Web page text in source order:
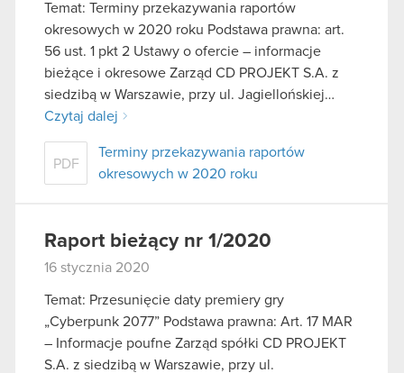
Temat: Terminy przekazywania raportów
okresowych w 2020 roku Podstawa prawna: art.
56 ust. 1 pkt 2 Ustawy o ofercie – informacje
bieżące i okresowe Zarząd CD PROJEKT S.A. z
siedzibą w Warszawie, przy ul. Jagiellońskiej…
Czytaj dalej
PDF
Terminy przekazywania raportów
okresowych w 2020 roku
Raport bieżący nr 1/2020
16 stycznia 2020
Temat: Przesunięcie daty premiery gry
„Cyberpunk 2077” Podstawa prawna: Art. 17 MAR
– Informacje poufne Zarząd spółki CD PROJEKT
S.A. z siedzibą w Warszawie, przy ul.